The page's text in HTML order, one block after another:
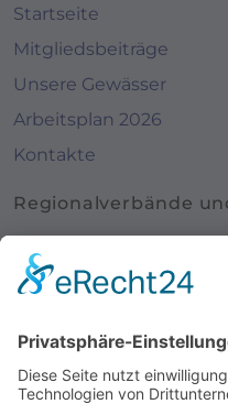
Startseite
Mitgliedsbeiträge
Unsere Gewässer
Arbeitsplan 2026
Kontakte
Regionalverbände
Landesverband
Anglerverband
Anglerverband
Login für Redakteure